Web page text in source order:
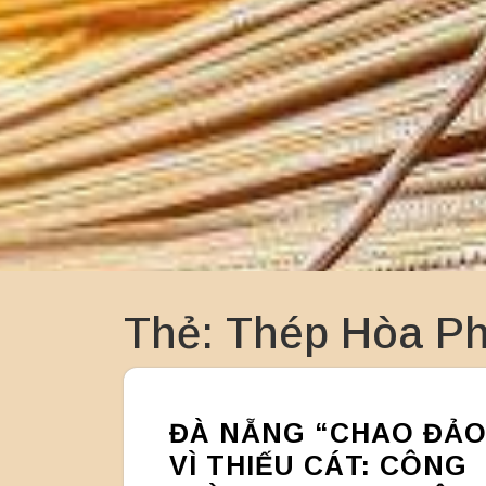
Thẻ: Thép Hòa
ĐÀ NẴNG “CHAO
VÌ THIẾU CÁT: CÔNG